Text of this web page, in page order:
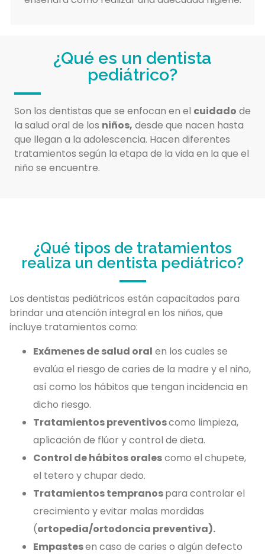
¿Qué es un dentista
pediátrico?
Son los dentistas que se enfocan en el cuidado de
la salud oral de los niños, desde que nacen hasta
que llegan a la adolescencia. Hacen diferentes
tratamientos según la etapa de la vida en la que el
niño se encuentre.
¿Qué tipos de tratamientos
realiza un dentista pediátrico?
Los dentistas pediátricos están capacitados para
brindar una atención integral en los niños, que
incluye tratamientos como:
Exámenes de salud oral en los cuales se
evalúa el riesgo de caries de la madre y el niño,
así como los hábitos que tengan incidencia en
dicho riesgo.
Tratamientos preventivoscomo limpieza,
aplicación de flúor y control de dieta.
Control de hábitos oralescomo el chupete,
el tetero y chupar dedo.
Tratamientos tempranospara controlar el
crecimiento y evitar malas mordidas
(ortopedia/ortodoncia preventiva).
Empastesen caso de caries o algún defecto